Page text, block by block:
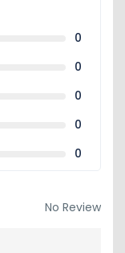
0
0
0
0
0
No Review